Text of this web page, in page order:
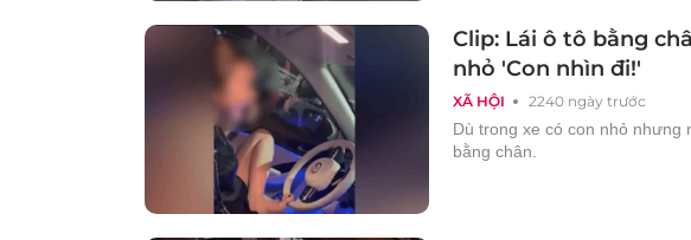
XÃ HỘI 2240 ngày trước
Clip: Lái ô tô bằng
nhỏ 'Con nhìn đi!'
Dù trong xe có con nhỏ nhưng
bằng chân.